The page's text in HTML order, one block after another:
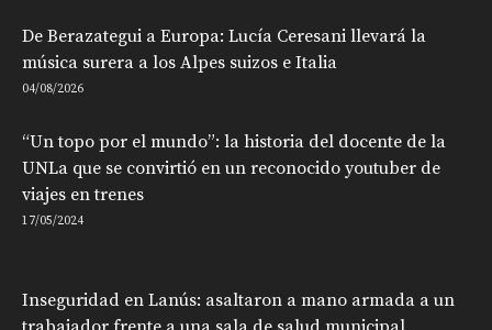
De Berazategui a Europa: Lucía Ceresani llevará la
música surera a los Alpes suizos e Italia
04/08/2026
“Un topo por el mundo”: la historia del docente de la
UNLa que se convirtió en un reconocido youtuber de
viajes en trenes
17/05/2024
Inseguridad en Lanús: asaltaron a mano armada a un